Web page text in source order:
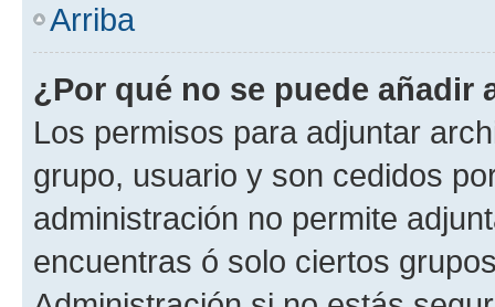
Arriba
¿Por qué no se puede añadir
Los permisos para adjuntar
grupo, usuario y son cedidos
administración no permite
encuentras ó solo ciertos